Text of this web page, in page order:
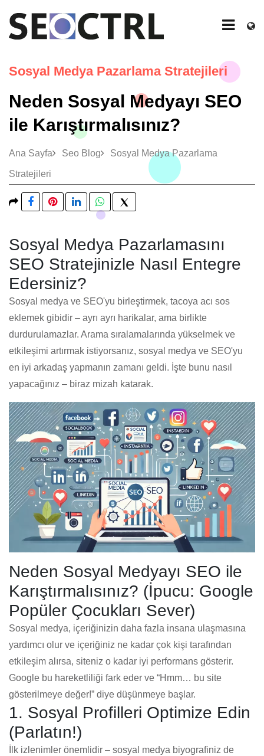
Sosyal Medya Pazarlama Stratejileri
Neden Sosyal Medyayı SEO
ile Karıştırmalısınız?
Ana Sayfa Seo Blog Sosyal Medya Pazarlama
Stratejileri
Sosyal Medya Pazarlamasını
SEO Stratejinizle Nasıl Entegre
Edersiniz?
Sosyal medya ve SEO'yu birleştirmek, tacoya acı sos
eklemek gibidir – ayrı ayrı harikalar, ama birlikte
durdurulamazlar. Arama sıralamalarında yükselmek ve
etkileşimi artırmak istiyorsanız, sosyal medya ve SEO'yu
en iyi arkadaş yapmanın zamanı geldi. İşte bunu nasıl
yapacağınız – biraz mizah katarak.
Neden Sosyal Medyayı SEO ile
Karıştırmalısınız? (İpucu: Google
Popüler Çocukları Sever)
Sosyal medya, içeriğinizin daha fazla insana ulaşmasına
yardımcı olur ve içeriğiniz ne kadar çok kişi tarafından
etkileşim alırsa, siteniz o kadar iyi performans gösterir.
Google bu hareketliliği fark eder ve “Hmm… bu site
gösterilmeye değer!” diye düşünmeye başlar.
1. Sosyal Profilleri Optimize Edin
(Parlatın!)
İlk izlenimler önemlidir – sosyal medya biyografiniz de